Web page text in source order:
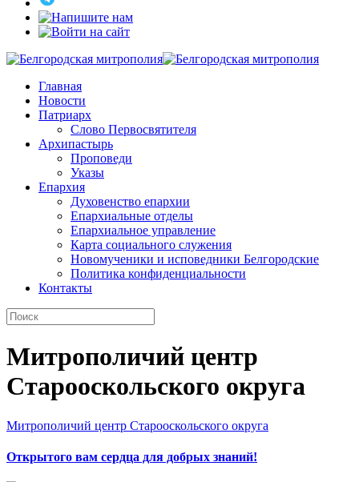
Главная
Новости
Патриарх
Слово Первосвятителя
Архипастырь
Проповеди
Указы
Епархия
Духовенство епархии
Епархиальные отделы
Епархиальное управление
Карта социального служения
Новомученики и исповедники Белгородские
Политика конфиденциальности
Контакты
Митрополичий центр
Старооскольского округа
Митрополичий центр Старооскольского округа
Открытого вам сердца для добрых знаний!